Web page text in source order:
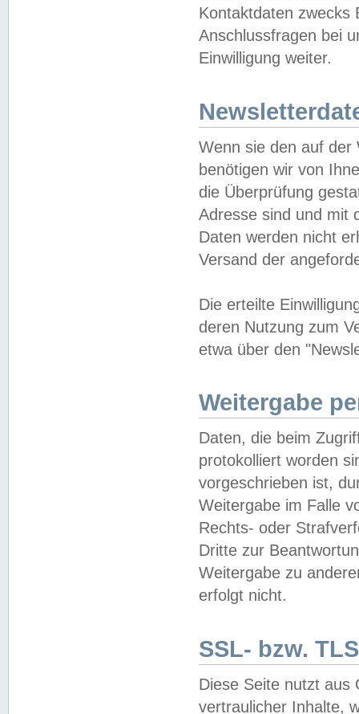
Kontaktdaten zwecks
Anschlussfragen bei
Einwilligung weiter.
Wenn sie den auf der
benötigen wir von
die Überprüfung
Adresse sind und mit
Daten werden nicht
Versand der
Die erteilte
deren Nutzung zum
etwa über den
Weitergabe
Daten, die beim
protokolliert worden
vorgeschrieben ist,
Weitergabe im Falle
Rechts- oder
Dritte zur
Weitergabe zu
erfolgt nicht.
SSL- bzw.
Diese Seite nutzt aus
vertraulicher Inhalte,